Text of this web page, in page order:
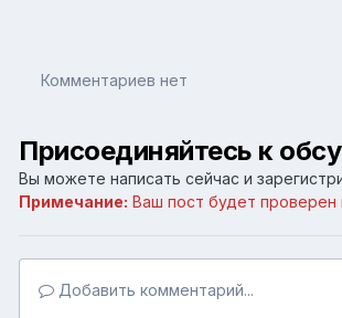
Комментариев нет
Присоединяйтесь к
Вы можете написать сейчас и
Примечание: Ваш пост будет
Добавить комментарий...